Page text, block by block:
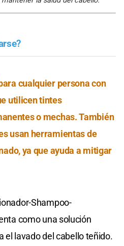
cualquier persona con
utilicen tintes
o mechas. También
usan herramientas de
ya que ayuda a mitigar
Shampoo-
como una solución
el lavado del cabello teñido.